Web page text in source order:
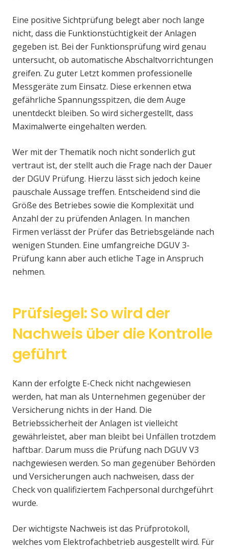
Eine positive Sichtprüfung belegt aber noch lange
nicht, dass die Funktionstüchtigkeit der Anlagen
gegeben ist. Bei der Funktionsprüfung wird genau
untersucht, ob automatische Abschaltvorrichtungen
greifen. Zu guter Letzt kommen professionelle
Messgeräte zum Einsatz. Diese erkennen etwa
gefährliche Spannungsspitzen, die dem Auge
unentdeckt bleiben. So wird sichergestellt, dass
Maximalwerte eingehalten werden.
Wer mit der Thematik noch nicht sonderlich gut
vertraut ist, der stellt auch die Frage nach der Dauer
der DGUV Prüfung. Hierzu lässt sich jedoch keine
pauschale Aussage treffen. Entscheidend sind die
Größe des Betriebes sowie die Komplexität und
Anzahl der zu prüfenden Anlagen. In manchen
Firmen verlässt der Prüfer das Betriebsgelände nach
wenigen Stunden. Eine umfangreiche DGUV 3-
Prüfung kann aber auch etliche Tage in Anspruch
nehmen.
Prüfsiegel: So wird der
Nachweis über die Kontrolle
geführt
Kann der erfolgte E-Check nicht nachgewiesen
werden, hat man als Unternehmen gegenüber der
Versicherung nichts in der Hand. Die
Betriebssicherheit der Anlagen ist vielleicht
gewährleistet, aber man bleibt bei Unfällen trotzdem
haftbar. Darum muss die Prüfung nach DGUV V3
nachgewiesen werden. So man gegenüber Behörden
und Versicherungen auch nachweisen, dass der
Check von qualifiziertem Fachpersonal durchgeführt
wurde.
Der wichtigste Nachweis ist das Prüfprotokoll,
welches vom Elektrofachbetrieb ausgestellt wird. Für